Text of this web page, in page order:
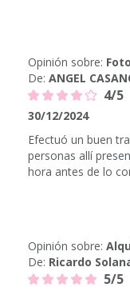
Opinión sobre:
De: ANGEL
4/5
30/12/2024
Efectuó un buen
personas allí
hora antes de lo
Opinión sobre:
De: Ricardo
5/5